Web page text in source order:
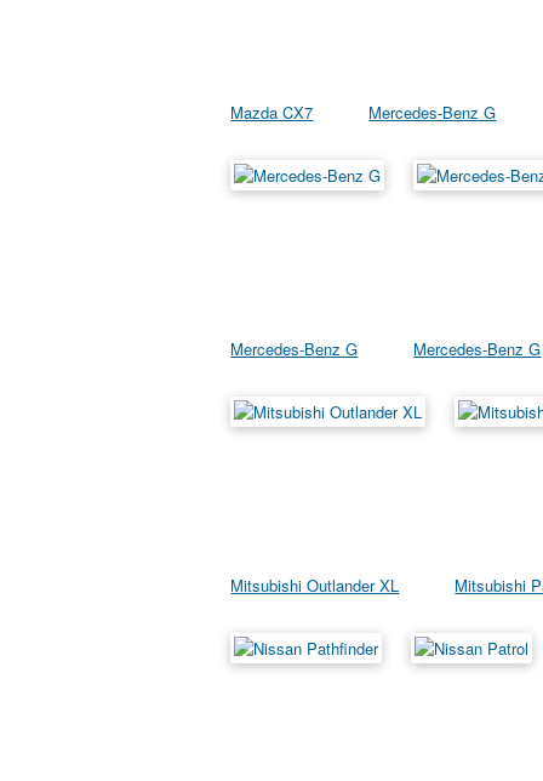
Mazda CX7 Mercedes-Benz G
Mercedes-Benz G Mercedes-Benz G
Mitsubishi Outlander XL Mitsubishi